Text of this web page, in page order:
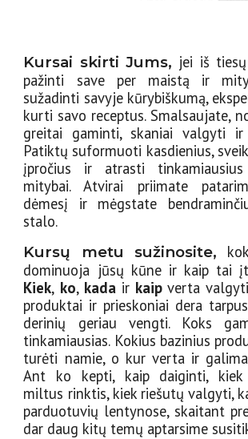
Kursai skirti Jums, jei iš
pažinti save per maistą ir
sužadinti savyje kūrybiškumą,
kurti savo receptus. Smalsaujate,
greitai gaminti, skaniai valgyti ir
Patiktų suformuoti kasdienius,
įpročius ir atrasti
mitybai. Atvirai priimate
dėmesį ir mėgstate
stalo.
Kursų metu sužinosite,
dominuoja jūsų kūne ir kaip tai
Kiek, ko,kada ir kaipverta
produktai ir prieskoniai dera
derinių geriau vengti. Koks
tinkamiausias. Kokius bazinius
turėti namie, o kur verta ir
Ant ko kepti, kaip daiginti, kiek
miltus rinktis, kiek riešutų valgyti,
parduotuvių lentynose, skaitant
dar daug kitų temų aptarsime